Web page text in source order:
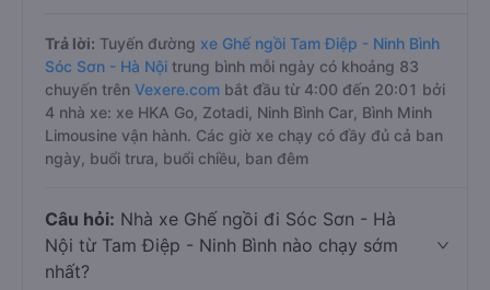
Trả lời: Tuyến đường xe Ghế ngồi Tam Điệp - Ninh Bình
Sóc Sơn - Hà Nội trung bình mỗi ngày có khoảng 83
chuyến trên Vexere.com bắt đầu từ 4:00 đến 20:01 bởi
4 nhà xe: xe HKA Go, Zotadi, Ninh Bình Car, Bình Minh
Limousine vận hành. Các giờ xe chạy có đầy đủ cả ban
ngày, buổi trưa, buổi chiều, ban đêm
Câu hỏi: Nhà xe Ghế ngồi đi Sóc Sơn - Hà
Nội từ Tam Điệp - Ninh Bình nào chạy sớm
nhất?